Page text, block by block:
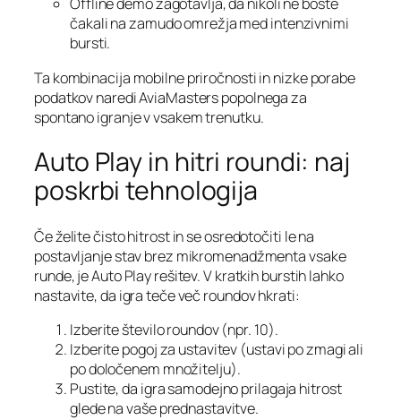
čakali na zamudo omrežja med intenzivnimi
bursti.
Ta kombinacija mobilne priročnosti in nizke porabe
podatkov naredi AviaMasters popolnega za
spontano igranje v vsakem trenutku.
Auto Play in hitri roundi: naj
poskrbi tehnologija
Če želite čisto hitrost in se osredotočiti le na
postavljanje stav brez mikromenadžmenta vsake
runde, je Auto Play rešitev. V kratkih burstih lahko
nastavite, da igra teče več roundov hkrati:
Izberite število roundov (npr. 10).
Izberite pogoj za ustavitev (ustavi po zmagi ali
po določenem množitelju).
Pustite, da igra samodejno prilagaja hitrost
glede na vaše prednastavitve.